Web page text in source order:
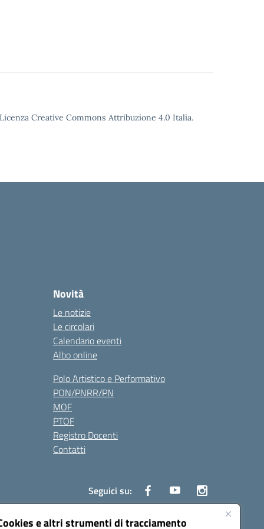
e altri strumenti di tracciamento
Creative Commons Attribuzione 4.0 Italia.
Novità
Le notizie
Le circolari
Calendario eventi
Albo online
Polo Artistico e Performativo
PON/PNRR/PN
MOF
PTOF
Registro Docenti
Contatti
Seguici su: